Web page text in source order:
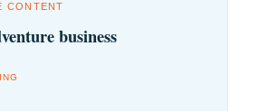
CONTENT
business